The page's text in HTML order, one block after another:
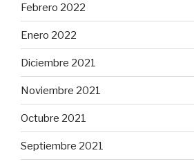
Febrero 2022
Enero 2022
Diciembre 2021
Noviembre 2021
Octubre 2021
Septiembre 2021